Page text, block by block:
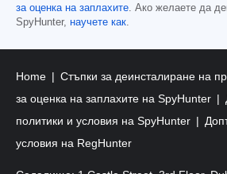
за оценка на заплахите . Ако желаете да
SpyHunter, научете как
Home Стъпки за деинсталиране на
за оценка на заплахите на SpyHunter
политики и условия на SpyHunter
условия на RegHunter